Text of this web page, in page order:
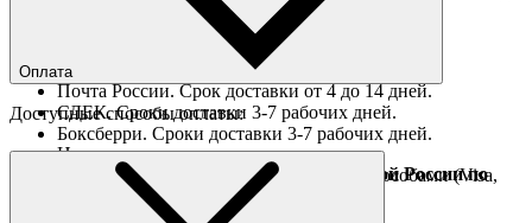
Ориентировочные сроки доставки по России
Почта России. Срок доставки от 4 до 14 дней.
СДЕК. Сроки доставки 3-7 рабочих дней.
Боксберри. Сроки доставки 3-7 рабочих дней.
Доставка за границу осуществляется Почтой России по
полной предоплате
Оплата
Доступные способы оплаты:
Наличными при получении
Оплата он-лайн всеми популярными способами (Visa,
Mastercard и тд.)